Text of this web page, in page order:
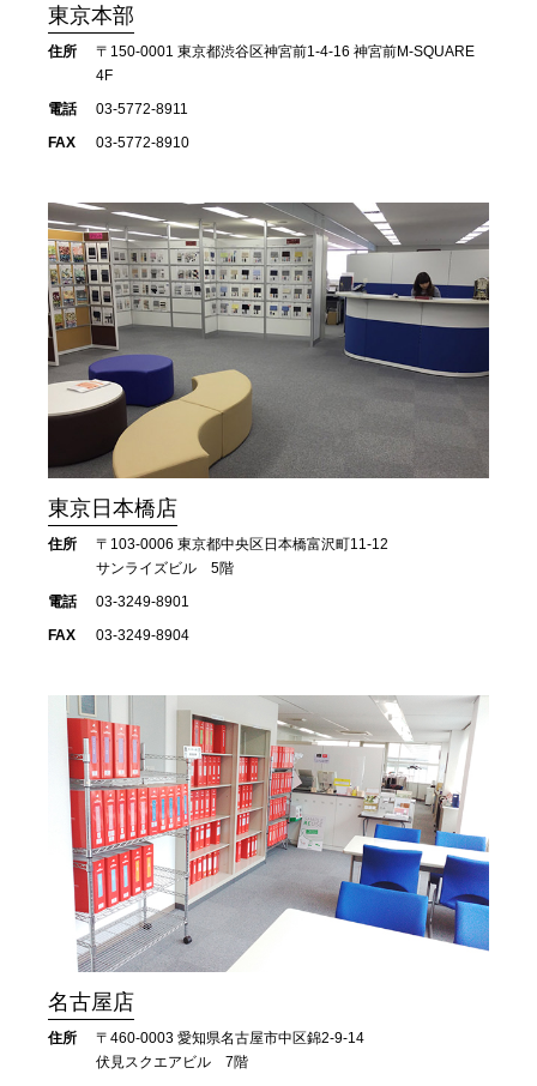
東京本部
住所
〒150-0001 東京都渋谷区神宮前1-4-16 神宮前M-SQUARE
4F
電話
03-5772-8911
FAX
03-5772-8910
東京日本橋店
住所
〒103-0006 東京都中央区日本橋富沢町11-12
サンライズビル 5階
電話
03-3249-8901
FAX
03-3249-8904
名古屋店
住所
〒460-0003 愛知県名古屋市中区錦2-9-14
伏見スクエアビル 7階